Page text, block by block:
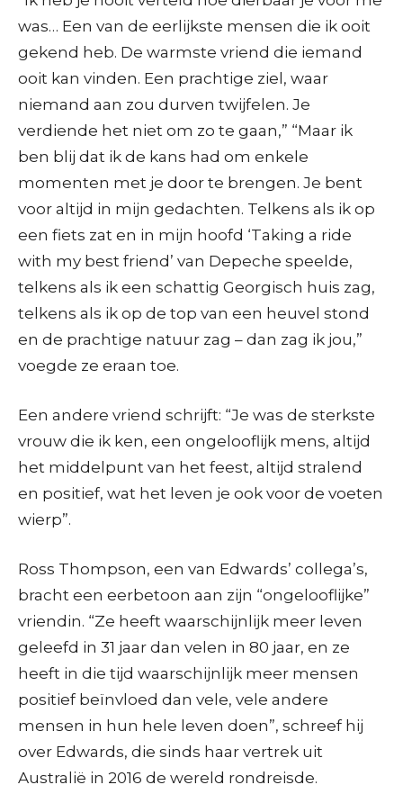
was… Een van de eerlijkste mensen die ik ooit
gekend heb. De warmste vriend die iemand
ooit kan vinden. Een prachtige ziel, waar
niemand aan zou durven twijfelen. Je
verdiende het niet om zo te gaan,” “Maar ik
ben blij dat ik de kans had om enkele
momenten met je door te brengen. Je bent
voor altijd in mijn gedachten. Telkens als ik op
een fiets zat en in mijn hoofd ‘Taking a ride
with my best friend’ van Depeche speelde,
telkens als ik een schattig Georgisch huis zag,
telkens als ik op de top van een heuvel stond
en de prachtige natuur zag – dan zag ik jou,”
voegde ze eraan toe.
Een andere vriend schrijft: “Je was de sterkste
vrouw die ik ken, een ongelooflijk mens, altijd
het middelpunt van het feest, altijd stralend
en positief, wat het leven je ook voor de voeten
wierp”.
Ross Thompson, een van Edwards’ collega’s,
bracht een eerbetoon aan zijn “ongelooflijke”
vriendin. “Ze heeft waarschijnlijk meer leven
geleefd in 31 jaar dan velen in 80 jaar, en ze
heeft in die tijd waarschijnlijk meer mensen
positief beïnvloed dan vele, vele andere
mensen in hun hele leven doen”, schreef hij
over Edwards, die sinds haar vertrek uit
Australië in 2016 de wereld rondreisde.